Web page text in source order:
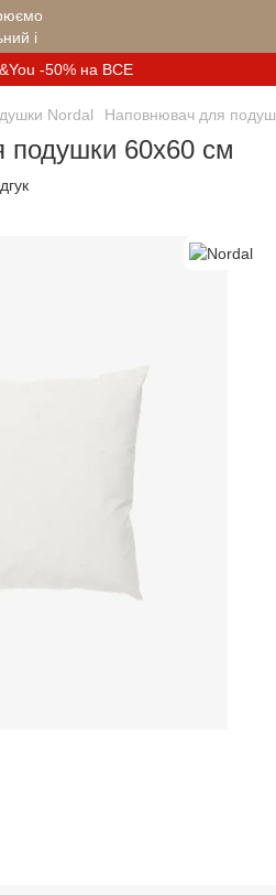
-50% на ВСЕ
Nordal Наповнювач для
подушки 60x60 см